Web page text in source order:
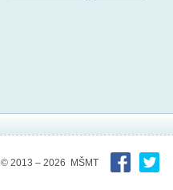
© 2013 – 2026 MŠMT